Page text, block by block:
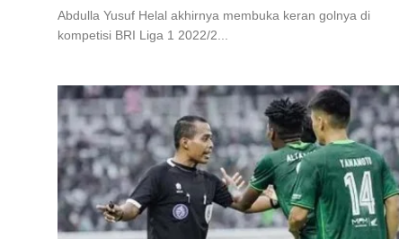
Abdulla Yusuf Helal akhirnya membuka keran golnya di
kompetisi BRI Liga 1 2022/2...